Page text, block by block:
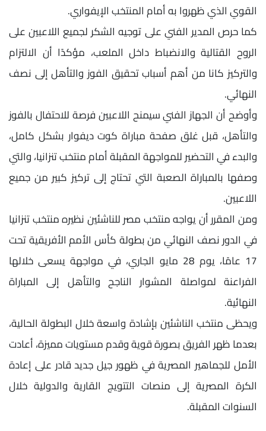
القوي الذي ظهروا به أمام المنتخب الإيفواري.
كما حرص المدير الفني على توجيه الشكر لجميع اللاعبين على
الروح القتالية والانضباط داخل الملعب، مؤكدًا أن الالتزام
والتركيز كانا من أهم أسباب تحقيق الفوز والتأهل إلى نصف
النهائي.
وأوضح أن الجهاز الفني سيمنح اللاعبين فرصة للاحتفال بالفوز
والتأهل، قبل غلق صفحة مباراة كوت ديفوار بشكل كامل،
والبدء في التحضير للمواجهة المقبلة أمام منتخب تنزانيا، والتي
وصفها بالمباراة الصعبة التي تحتاج إلى تركيز كبير من جميع
اللاعبين.
ومن المقرر أن يواجه منتخب مصر للناشئين نظيره منتخب تنزانيا
في الدور نصف النهائي من بطولة كأس الأمم الأفريقية تحت
17 عامًا، يوم 28 مايو الجاري، في مواجهة يسعى خلالها
الفراعنة لمواصلة المشوار الناجح والتأهل إلى المباراة
النهائية.
ويحظى منتخب الناشئين بإشادة واسعة خلال البطولة الحالية،
بعدما ظهر الفريق بصورة قوية وقدم مستويات مميزة، أعادت
الأمل للجماهير المصرية في ظهور جيل جديد قادر على إعادة
الكرة المصرية إلى منصات التتويج القارية والدولية خلال
السنوات المقبلة.